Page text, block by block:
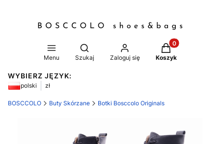
Menu
Otwórz wyszukiwarkę
Szukaj Zaloguj się
Produkty w
Koszyk
WYBIERZ JĘZYK:
polski zł
BOSCCOLO Buty Skórzane Botki Bosccolo Originals